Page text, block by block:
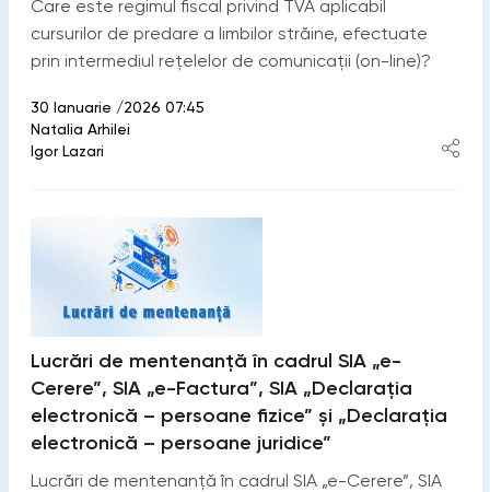
Care este regimul fiscal privind TVA aplicabil
cursurilor de predare a limbilor străine, efectuate
prin intermediul rețelelor de comunicații (on-line)?
30 Ianuarie /2026 07:45
Natalia Arhilei
Igor Lazari
Lucrări de mentenanță în cadrul SIA „e-
Cerere”, SIA „e-Factura”, SIA „Declarația
electronică – persoane fizice” și „Declarația
electronică – persoane juridice”
Lucrări de mentenanță în cadrul SIA „e-Cerere”, SIA